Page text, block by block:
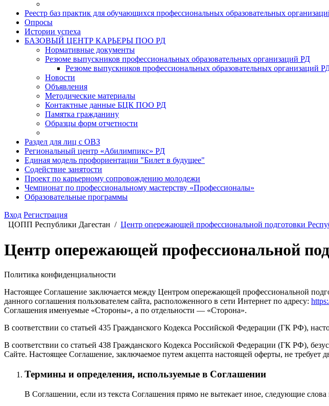
Реестр баз практик для обучающихся профессиональных образовательных
Опросы
Истории успеха
БАЗОВЫЙ ЦЕНТР КАРЬЕРЫ ПОО РД
Нормативные документы
Резюме выпускников профессиональных образовательных организаций РД
Резюме выпускников профессиональных образовательных организаций
Новости
Объявления
Методические материалы
Контактные данные БЦК ПОО РД
Памятка гражданину
Образцы форм отчетности
Раздел для лиц с ОВЗ
Региональный центр «Абилимпикс» РД
Единая модель профориентации "Билет в будущее"
Содействие занятости
Проект по карьерному сопровождению молодежи
Чемпионат по профессиональному мастерству «Профессионалы»
Образовательные программы
Вход Регистрация
ЦОПП Республики Дагестан / Центр опережающей профессиональной подготовки
Центр опережающей профессиональной
Политика конфиденциальности
Настоящее Соглашение заключается между Центром опережающей профессиональной
данного соглашения пользователем сайта, расположенного в сети Интернет по адресу:
Соглашения именуемые «Стороны», а по отдельности — «Сторона».
В соответствии со статьей 435 Гражданского Кодекса Российской Федерации (ГК РФ),
В соответствии со статьей 438 Гражданского Кодекса Российской Федерации (ГК РФ),
Сайте. Настоящее Соглашение, заключаемое путем акцепта настоящей оферты, не требует
Термины и определения, используемые в Соглашении
В Соглашении, если из текста Соглашения прямо не вытекает иное, следующие